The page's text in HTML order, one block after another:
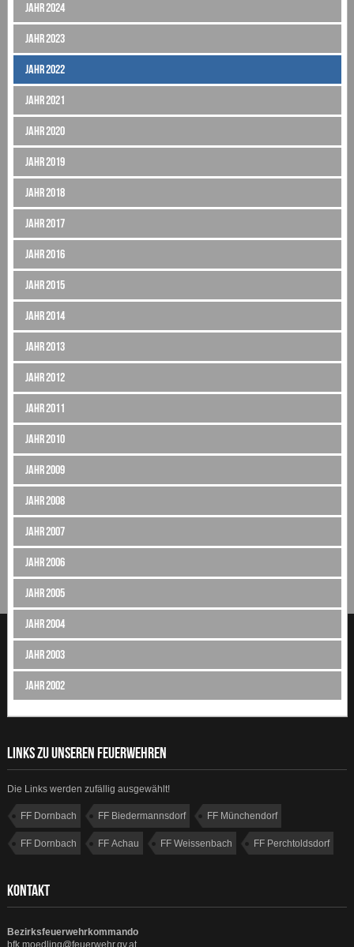
Jahr 2024
Jahr 2023
Jahr 2022
Jahr 2021
Jahr 2020
Jahr 2019
Jahr 2018
Jahr 2017
Jahr 2016
Jahr 2015
Jahr 2014
Jahr 2013
Jahr 2012
Jahr 2011
Jahr 2010
Jahr 2009
Jahr 2008
Jahr 2007
Jahr 2006
Jahr 2005
Jahr 2004
Jahr 2003
Jahr 2002
LINKS ZU UNSEREN FEUERWEHREN
Die Links werden zufällig ausgewählt!
FF Dornbach FF Biedermannsdorf FF Münchendorf
FF Dornbach FF Achau FF Weissenbach FF Perchtoldsdorf
KONTAKT
Bezirksfeuerwehrkommando
bfk.moedling@feuerwehr.gv.at